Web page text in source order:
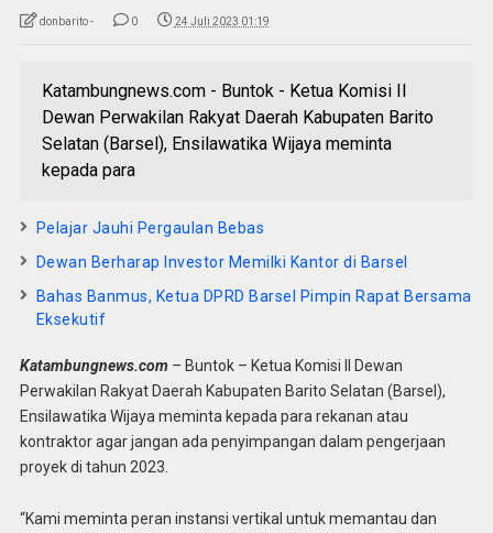
donbarito - 0 24 Juli 2023 01:19
Katambungnews.com - Buntok - Ketua Komisi II
Dewan Perwakilan Rakyat Daerah Kabupaten Barito
Selatan (Barsel), Ensilawatika Wijaya meminta
kepada para
Pelajar Jauhi Pergaulan Bebas
Dewan Berharap Investor Memilki Kantor di Barsel
Bahas Banmus, Ketua DPRD Barsel Pimpin Rapat Bersama
Eksekutif
Katambungnews.com – Buntok – Ketua Komisi II Dewan
Perwakilan Rakyat Daerah Kabupaten Barito Selatan (Barsel),
Ensilawatika Wijaya meminta kepada para rekanan atau
kontraktor agar jangan ada penyimpangan dalam pengerjaan
proyek di tahun 2023.
“Kami meminta peran instansi vertikal untuk memantau dan